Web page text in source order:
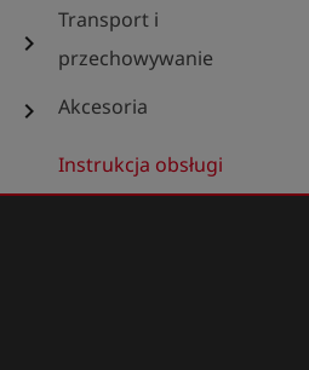
chevron_right
Transport i
przechowywanie
chevron_right Akcesoria
Instrukcja obsługi